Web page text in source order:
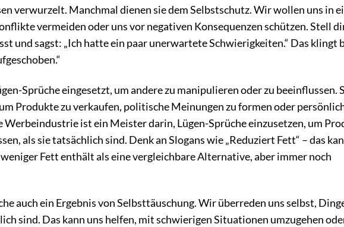
verwurzelt. Manchmal dienen sie dem Selbstschutz. Wir wollen uns in
vermeiden oder uns vor negativen Konsequenzen schützen. Stell
und sagst: „Ich hatte ein paar unerwartete Schwierigkeiten.“ Das klingt
Sprüche eingesetzt, um andere zu manipulieren oder zu beeinflussen.
Produkte zu verkaufen, politische Meinungen zu formen oder
Werbeindustrie ist ein Meister darin, Lügen-Sprüche einzusetzen, um
als sie tatsächlich sind. Denk an Slogans wie „Reduziert Fett“ – das
Fett enthält als eine vergleichbare Alternative, aber immer noch
auch ein Ergebnis von Selbsttäuschung. Wir überreden uns selbst,
sind. Das kann uns helfen, mit schwierigen Situationen umzugehen